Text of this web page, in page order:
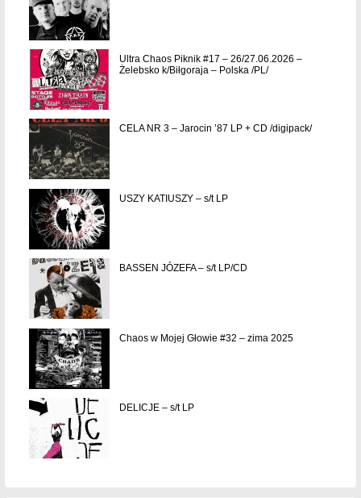
Ultra Chaos Piknik #17 – 26/27.06.2026 –
Żelebsko k/Biłgoraja – Polska /PL/
CELA NR 3 – Jarocin ’87 LP + CD /digipack/
USZY KATIUSZY – s/t LP
BASSEN JÓZEFA – s/t LP/CD
Chaos w Mojej Głowie #32 – zima 2025
DELICJE – s/t LP